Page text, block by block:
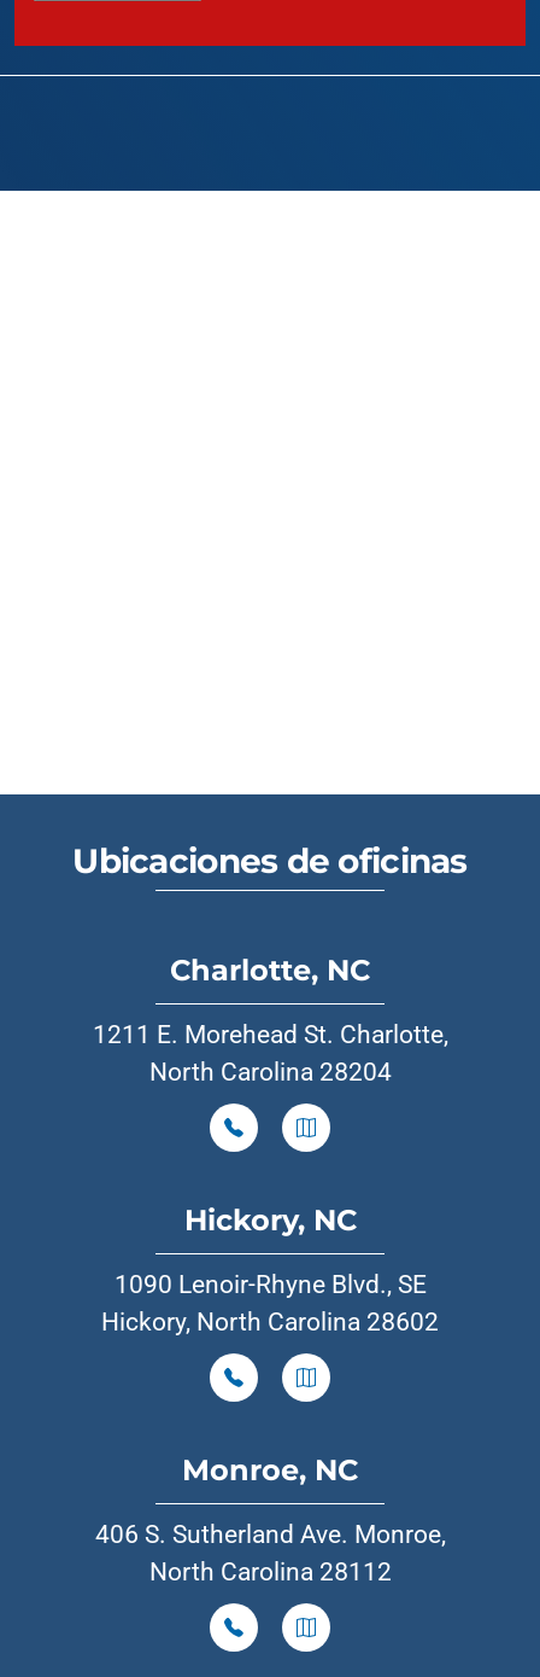
Ubicaciones de oficinas
Charlotte, NC
1211 E. Morehead St. Charlotte,
North Carolina 28204
Hickory, NC
1090 Lenoir-Rhyne Blvd., SE
Hickory, North Carolina 28602
Monroe, NC
406 S. Sutherland Ave. Monroe,
North Carolina 28112